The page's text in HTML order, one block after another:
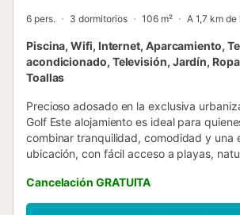
6 pers. 3 dormitorios 106 m² A 1,7 km
Piscina, Wifi, Internet, Aparcamiento,
acondicionado, Televisión, Jardín,
Toallas
Precioso adosado en la exclusiva
Golf Este alojamiento es ideal para
combinar tranquilidad, comodidad y una
ubicación, con fácil acceso a playas,
y contemporánea, en el corazón de la
km del aeropuerto de Málaga, esta casa
Cancelación GRATUITA